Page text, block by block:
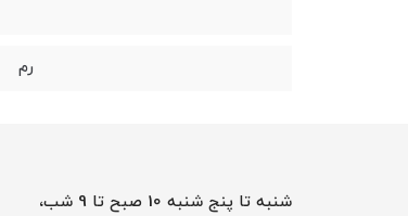
رم
شنبه تا پنج شنبه 10 صبح تا 9 شب،